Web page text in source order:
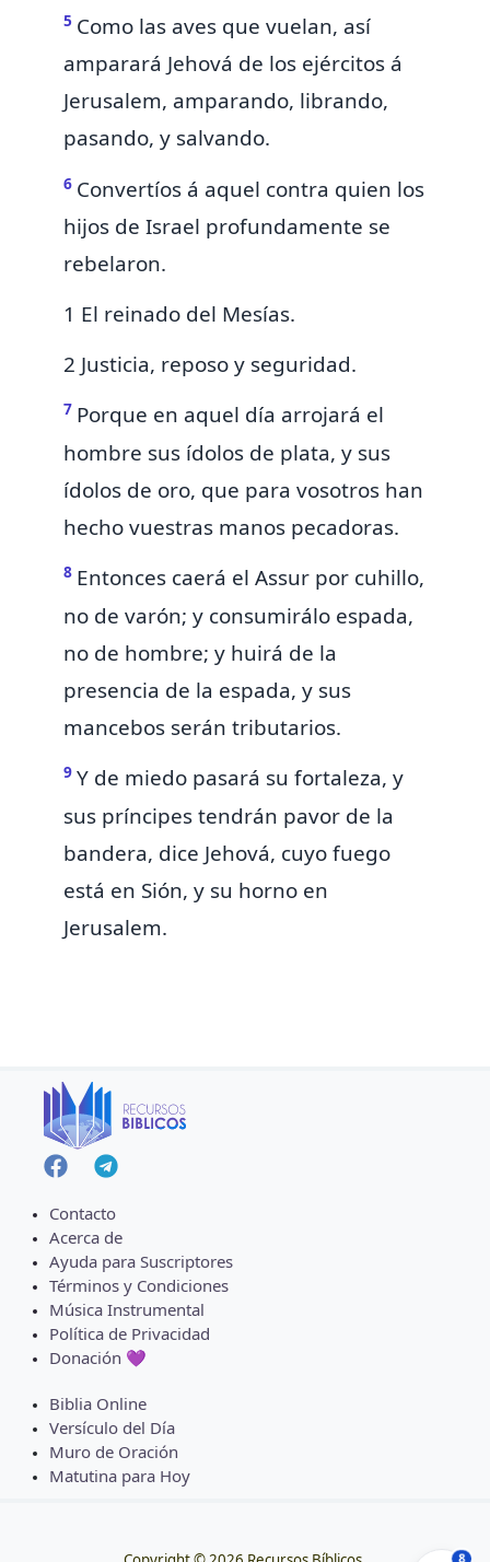
5 Como las aves que vuelan, así
amparará Jehová de los ejércitos á
Jerusalem, amparando, librando,
pasando, y salvando.
6 Convertíos á aquel contra quien los
hijos de Israel profundamente se
rebelaron.
1 El reinado del Mesías.
2 Justicia, reposo y seguridad.
7 Porque en aquel día arrojará el
hombre sus ídolos de plata, y sus
ídolos de oro, que para vosotros han
hecho vuestras manos pecadoras.
8 Entonces caerá el Assur por cuhillo,
no de varón; y consumirálo espada,
no de hombre; y huirá de la
presencia de la espada, y sus
mancebos serán tributarios.
9 Y de miedo pasará su fortaleza, y
sus príncipes tendrán pavor de la
bandera, dice Jehová, cuyo fuego
está en Sión, y su horno en
Jerusalem.
Contacto
Acerca de
Ayuda para Suscriptores
Términos y Condiciones
Música Instrumental
Política de Privacidad
Donación 💜
Biblia Online
Versículo del Día
Muro de Oración
Matutina para Hoy
8